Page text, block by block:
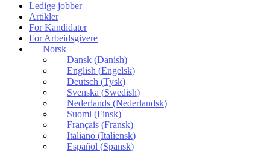
Ledige jobber
Artikler
For Kandidater
For Arbeidsgivere
Norsk
Dansk(Danish)
English (Engelsk)
Deutsch (Tysk)
Svenska (Swedish)
Nederlands(Nederlandsk)
Suomi (Finsk)
Français(Fransk)
Italiano(Italiensk)
Español (Spansk)